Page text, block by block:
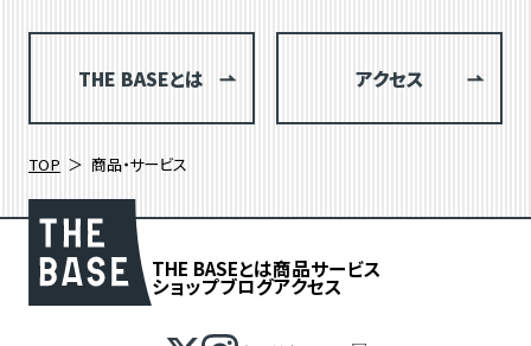
THE BASEとは アクセス
TOP 商品・サービス
THE BASEとは商品サービス
ショップブログアクセス